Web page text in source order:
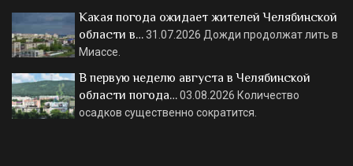
Какая погода ожидает жителей Челябинской
области в…31.07.2026 Дожди продолжат лить в
Миассе.
В первую неделю августа в Челябинской
области погода…03.08.2026 Количество
осадков существенно сократится.